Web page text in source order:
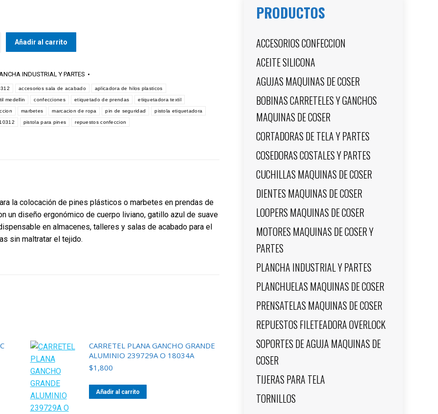
Añadir al carrito
INDUSTRIAL Y PARTES
accesorios sala de acabado aplicadora de hilos plasticos
medellin confecciones etiquetado de prendas etiquetadora textil
marbetes marcacion de ropa pin de seguridad pistola etiquetadora
pistola para pines repuestos confeccion
la colocación de pines plásticos o marbetes en prendas de
un diseño ergonómico de cuerpo liviano, gatillo azul de suave
en almacenes, talleres y salas de acabado para el
sin maltratar el tejido.
CARRETEL PLANA GANCHO GRANDE
ALUMINIO 239729A O 18034A
$1,800
Añadir al carrito
PRODUCTOS
ACCESORIOS CONFECCION
ACEITE SILICONA
AGUJAS MAQUINAS DE COSER
BOBINAS CARRETELES Y GANCHOS
MAQUINAS DE COSER
CORTADORAS DE TELA Y PARTES
COSEDORAS COSTALES Y PARTES
CUCHILLAS MAQUINAS DE COSER
DIENTES MAQUINAS DE COSER
LOOPERS MAQUINAS DE COSER
MOTORES MAQUINAS DE COSER Y
PARTES
PLANCHA INDUSTRIAL Y PARTES
PLANCHUELAS MAQUINAS DE COSER
PRENSATELAS MAQUINAS DE COSER
REPUESTOS FILETEADORA OVERLOCK
SOPORTES DE AGUJA MAQUINAS DE
COSER
TIJERAS PARA TELA
TORNILLOS